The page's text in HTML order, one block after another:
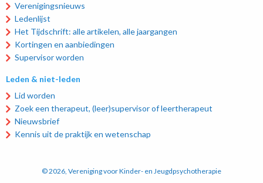
Verenigingsnieuws
Ledenlijst
Het Tijdschrift: alle artikelen, alle jaargangen
Kortingen en aanbiedingen
Supervisor worden
Leden & niet-leden
Lid worden
Zoek een therapeut, (leer)supervisor of leertherapeut
Nieuwsbrief
Kennis uit de praktijk en wetenschap
© 2026, Vereniging voor Kinder- en Jeugdpsychotherapie